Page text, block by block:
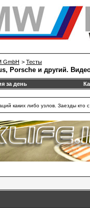
GmbH > Тесты
Porsche и другий.
за день
каких либо узлов. Заезды кто